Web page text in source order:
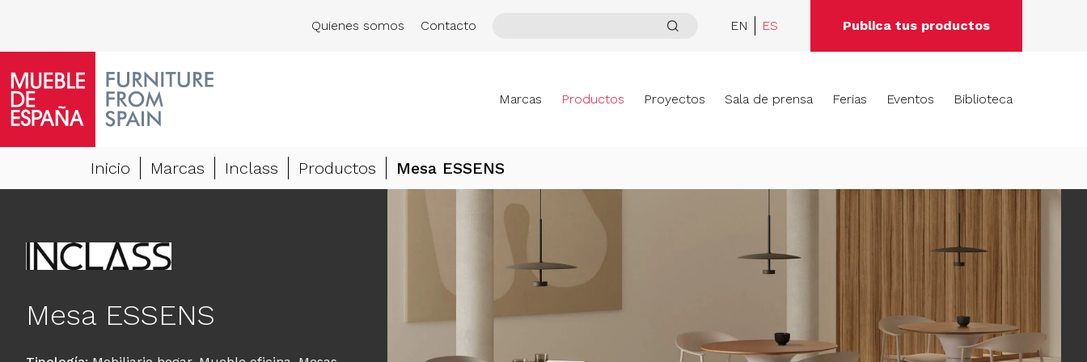
Quienes somos Contacto EN ES Publica tus productos
Marcas Productos Proyectos Sala de prensa Ferias Eventos Biblioteca
Inicio Marcas Inclass Productos Mesa ESSENS
Mesa ESSENS